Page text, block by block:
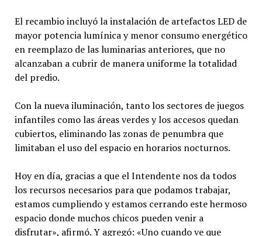
El recambio incluyó la instalación de artefactos LED de
mayor potencia lumínica y menor consumo energético
en reemplazo de las luminarias anteriores, que no
alcanzaban a cubrir de manera uniforme la totalidad
del predio.
Con la nueva iluminación, tanto los sectores de juegos
infantiles como las áreas verdes y los accesos quedan
cubiertos, eliminando las zonas de penumbra que
limitaban el uso del espacio en horarios nocturnos.
Hoy en día, gracias a que el Intendente nos da todos
los recursos necesarios para que podamos trabajar,
estamos cumpliendo y estamos cerrando este hermoso
espacio donde muchos chicos pueden venir a
disfrutar», afirmó. Y agregó: «Uno cuando ve que